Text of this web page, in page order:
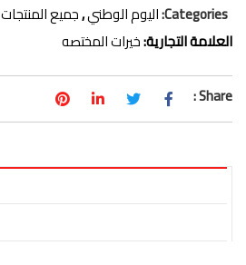
Categories: اليوم الوطني,جميع المنتجات
العلامة التجارية:خيرات المختصه
Share :